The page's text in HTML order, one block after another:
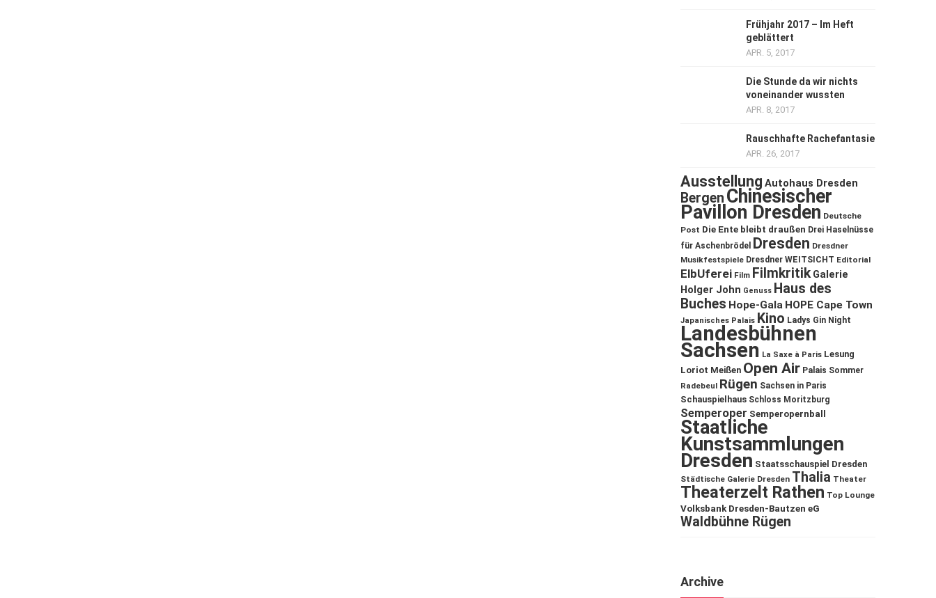
Frühjahr 2017 – Im Heft
geblättert
APR. 5, 2017
Die Stunde da wir nichts
voneinander wussten
APR. 8, 2017
Rauschhafte Rachefantasie
APR. 26, 2017
Ausstellung Autohaus Dresden
Bergen Chinesischer
Pavillon Dresden Deutsche
Post Die Ente bleibt draußen Drei Haselnüsse
für Aschenbrödel
Dresden Dresdner
Musikfestspiele Dresdner WEITSICHT Editorial
ElbUferei Film Filmkritik Galerie
Holger John Genuss Haus des
Buches Hope-Gala HOPE Cape Town
Japanisches Palais Kino Ladys Gin Night
Landesbühnen
Sachsen La Saxe à Paris Lesung
Loriot Meißen Open Air Palais Sommer
Radebeul Rügen Sachsen in Paris
Schauspielhaus Schloss Moritzburg
Semperoper Semperopernball
Staatliche
Kunstsammlungen
Dresden Staatsschauspiel Dresden
Städtische Galerie Dresden Thalia Theater
Theaterzelt Rathen Top Lounge
Volksbank Dresden-Bautzen eG
Waldbühne Rügen
Archive